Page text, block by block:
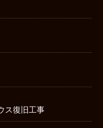
ス復旧工事